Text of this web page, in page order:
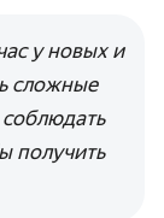
у новых и
сложные
получить